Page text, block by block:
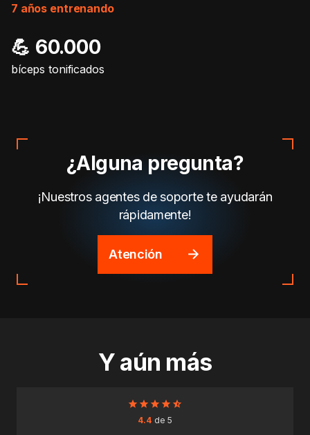
7 años entrenando
💪 60.000
bíceps tonificados
¿Alguna pregunta?
¡Nuestros agentes de soporte te ayudarán
rápidamente!
Atención
Y aún más
4.4 de 5